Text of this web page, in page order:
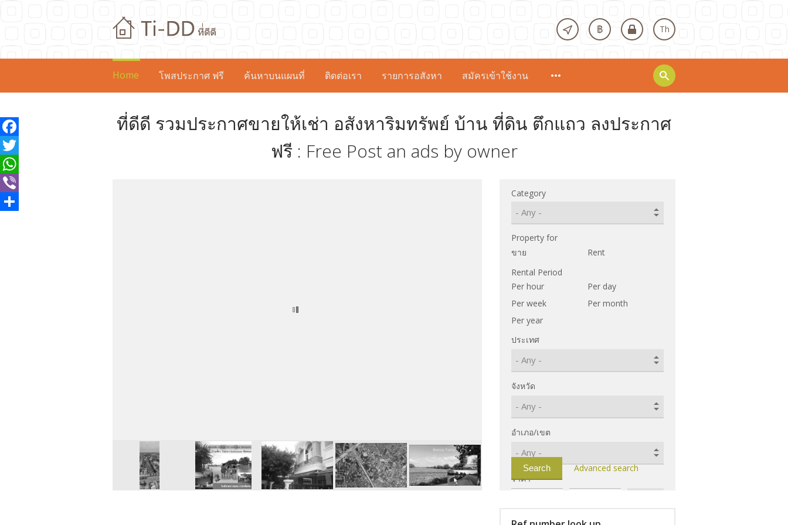
฿ Th
Home โพสประกาศ ฟรี ค้นหาบนแผนที่ ติดต่อเรา รายการอสังหา สมัครเข้าใช้งาน
ที่ดีดี รวมประกาศขายให้เช่า อสังหาริมทรัพย์ บ้าน ที่ดิน ตึกแถว ลงประกาศ
ฟรี : Free Post an ads by owner
Category
Property for
ขาย
Rent
Rental Period
Per hour
Per day
Per week
Per month
Per year
ประเทศ
จังหวัด
อำเภอ/เขต
ราคา
Advanced search
Facebook
Twitter
WhatsApp
Viber